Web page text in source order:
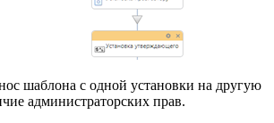
шаблона с одной установки на другую
администраторских прав.